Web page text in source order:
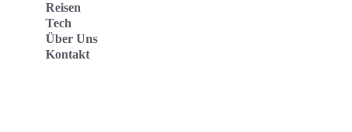
Reisen
Tech
Über Uns
Kontakt